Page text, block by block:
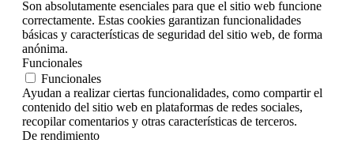
Son absolutamente esenciales para que el sitio web funcione
correctamente. Estas cookies garantizan funcionalidades
básicas y características de seguridad del sitio web, de forma
anónima.
Funcionales
Funcionales
Ayudan a realizar ciertas funcionalidades, como compartir el
contenido del sitio web en plataformas de redes sociales,
recopilar comentarios y otras características de terceros.
De rendimiento